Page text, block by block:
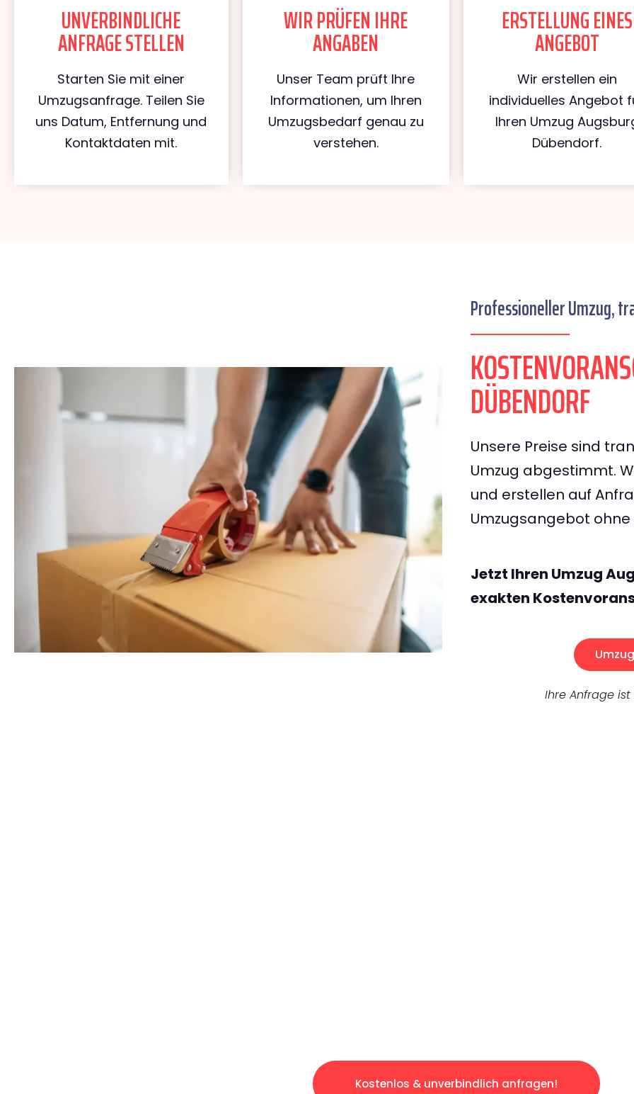
UNVERBINDLICHE
ANFRAGE STELLEN
Starten Sie mit einer
Umzugsanfrage. Teilen Sie
uns Datum, Entfernung und
Kontaktdaten mit.
WIR PRÜFEN IHRE
ANGABEN
Unser Team prüft Ihre
Informationen, um Ihren
Umzugsbedarf genau zu
verstehen.
ERSTELLUNG EINES
ANGEBOT
Wir erstellen ein
individuelles Angebot
Ihren Umzug
Dübendorf.
Professioneller Umzug,
DÜBENDORF
Unsere Preise sind
Umzug abgestimmt.
und erstellen auf
Umzugsangebot
Jetzt Ihren Umzug
exakten
Ihre Anfrage ist
Kostenlos & unverbindlich anfragen!